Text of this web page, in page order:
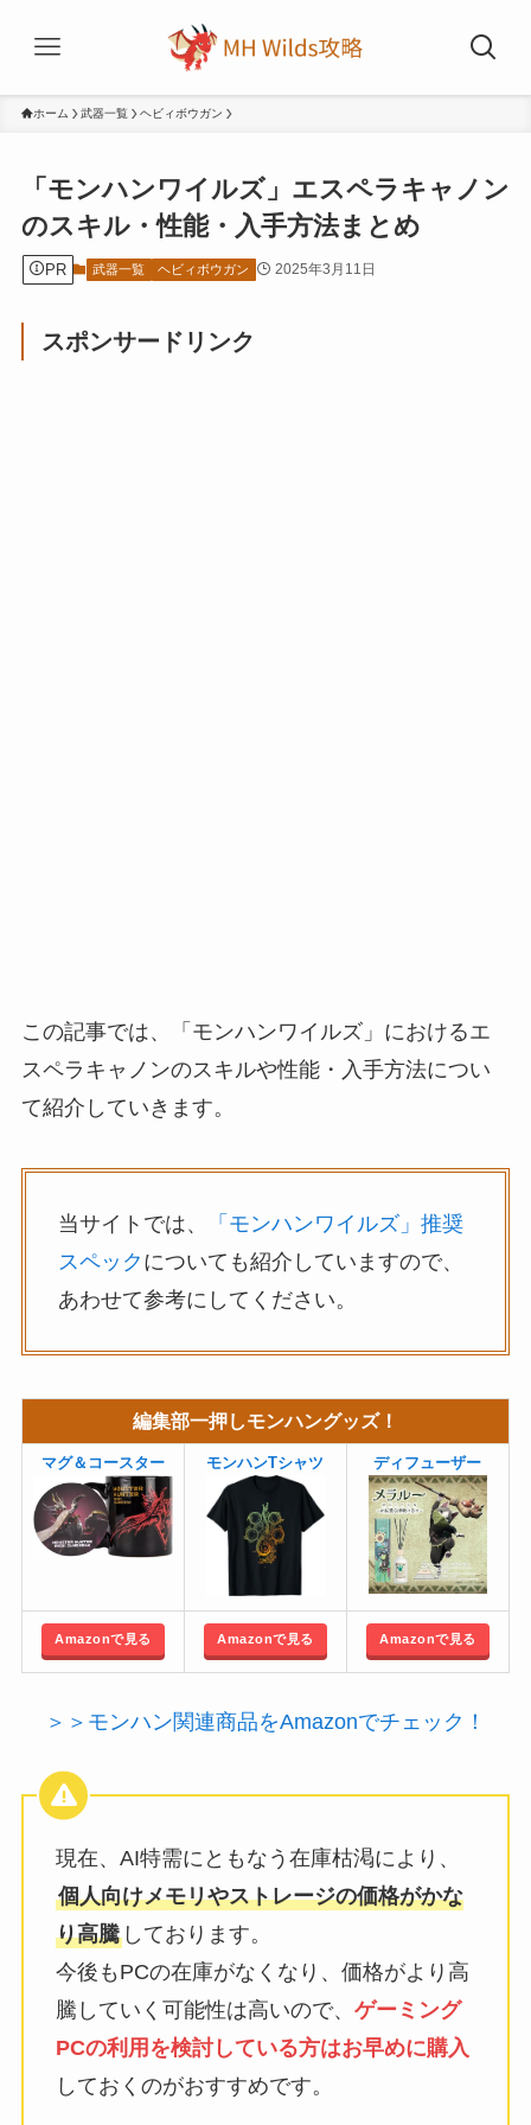
ホーム 武器一覧 ヘビィボウガン
「モンハンワイルズ」エスペラキャノン
のスキル・性能・入手方法まとめ
PR 武器一覧 ヘビィボウガン 2025年3月11日
スポンサードリンク
この記事では、「モンハンワイルズ」におけるエ
スペラキャノンのスキルや性能・入手方法につい
て紹介していきます。
当サイトでは、
「モンハンワイルズ」推奨
スペック についても紹介していますので、
あわせて参考にしてください。
編集部一押しモンハングッズ！
マグ＆コースター モンハンTシャツ ディフューザー
Amazonで見る Amazonで見る Amazonで見る
＞＞モンハン関連商品をAmazonでチェック！
現在、AI特需にともなう在庫枯渇により、
個人向けメモリやストレージの価格がかな
り高騰しております。
今後もPCの在庫がなくなり、価格がより高
騰していく可能性は高いので、 ゲーミング
PCの利用を検討している方はお早めに購入
しておくのがおすすめです。